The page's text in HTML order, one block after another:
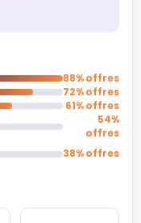
88% offres
72% offres
61% offres
54%
offres
38% offres